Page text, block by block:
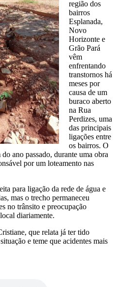
região dos
bairros
Esplanada,
Novo
Horizonte e
Grão Pará
vêm
enfrentando
transtornos há
meses por
causa de um
buraco aberto
na Rua
Perdizes, uma
das principais
ligações entre
os bairros. O
ano passado, durante uma obra
por um loteamento nas
para ligação da rede de água e
mas o trecho permaneceu
no trânsito e preocupação
diariamente.
que relata já ter tido
e teme que acidentes mais